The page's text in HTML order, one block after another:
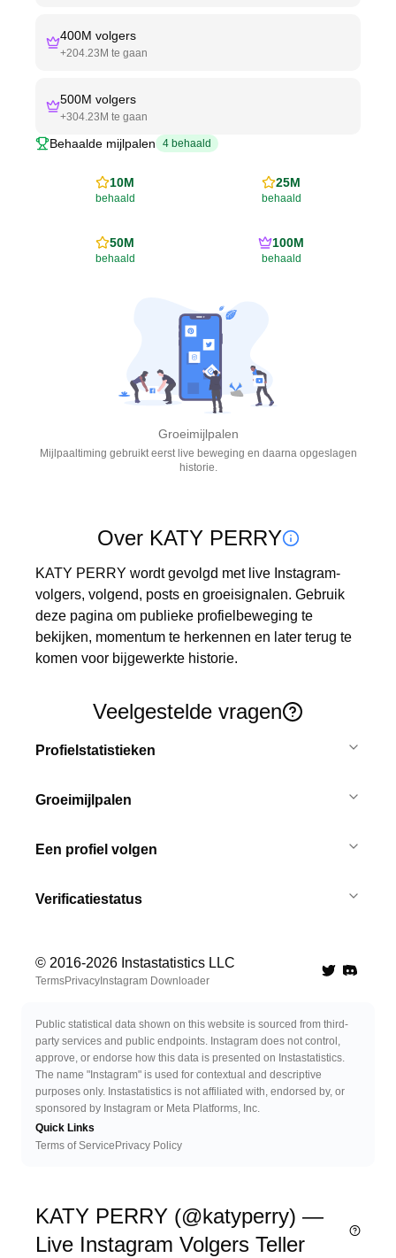
400M volgers
+204.23M te gaan
500M volgers
+304.23M te gaan
Behaalde mijlpalen 4 behaald
10M
behaald
25M
behaald
50M
behaald
100M
behaald
Groeimijlpalen
Mijlpaaltiming gebruikt eerst live beweging en daarna opgeslagen
historie.
Over KATY PERRY
KATY PERRY wordt gevolgd met live Instagram-
volgers, volgend, posts en groeisignalen. Gebruik
deze pagina om publieke profielbeweging te
bekijken, momentum te herkennen en later terug te
komen voor bijgewerkte historie.
Veelgestelde vragen
Profielstatistieken
Groeimijlpalen
Een profiel volgen
Verificatiestatus
© 2016-2026 Instastatistics LLC
TermsPrivacy Instagram Downloader TwitterDiscord
Public statistical data shown on this website is sourced from third-
party services and public endpoints. Instagram does not control,
approve, or endorse how this data is presented on Instastatistics.
The name "Instagram" is used for contextual and descriptive
purposes only. Instastatistics is not affiliated with, endorsed by, or
sponsored by Instagram or Meta Platforms, Inc.
Quick Links
Terms of Service Privacy Policy
KATY PERRY (@katyperry) —
Live Instagram Volgers Teller